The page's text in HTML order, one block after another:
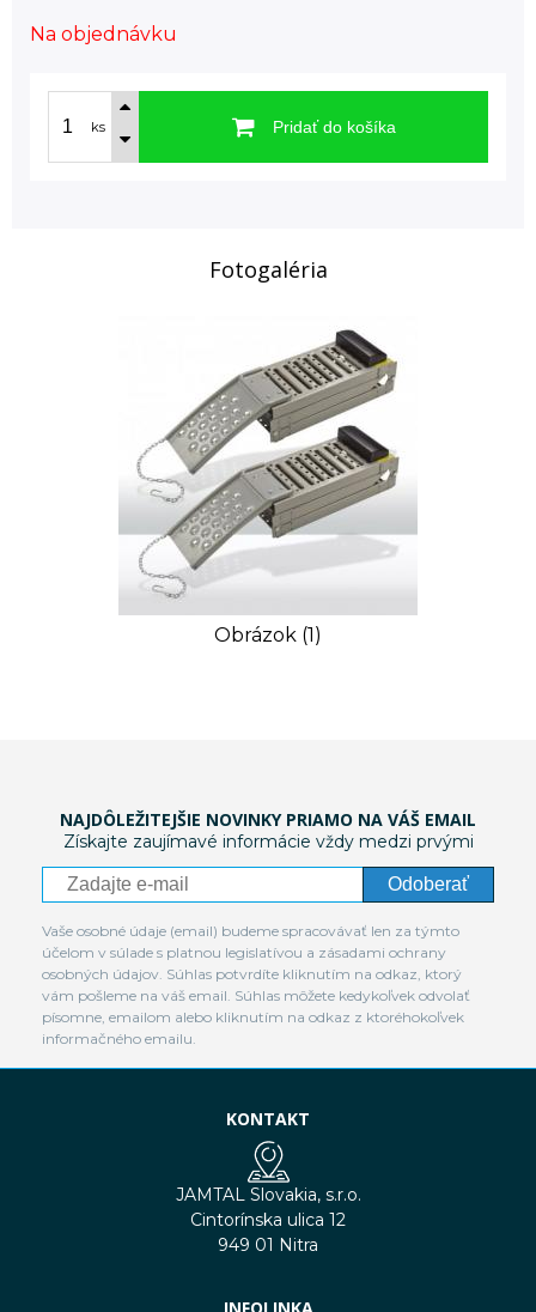
Na objednávku
ks Pridať do košíka
Fotogaléria
Obrázok (1)
NAJDÔLEŽITEJŠIE NOVINKY PRIAMO NA VÁŠ EMAIL
Získajte zaujímavé informácie vždy medzi prvými
Odoberať
Vaše osobné údaje (email) budeme spracovávať len za týmto
účelom v súlade s platnou legislatívou a zásadami ochrany
osobných údajov. Súhlas potvrdíte kliknutím na odkaz, ktorý
vám pošleme na váš email. Súhlas môžete kedykoľvek odvolať
písomne, emailom alebo kliknutím na odkaz z ktoréhokoľvek
informačného emailu.
KONTAKT
JAMTAL Slovakia, s.r.o.
Cintorínska ulica 12
949 01 Nitra
INFOLINKA